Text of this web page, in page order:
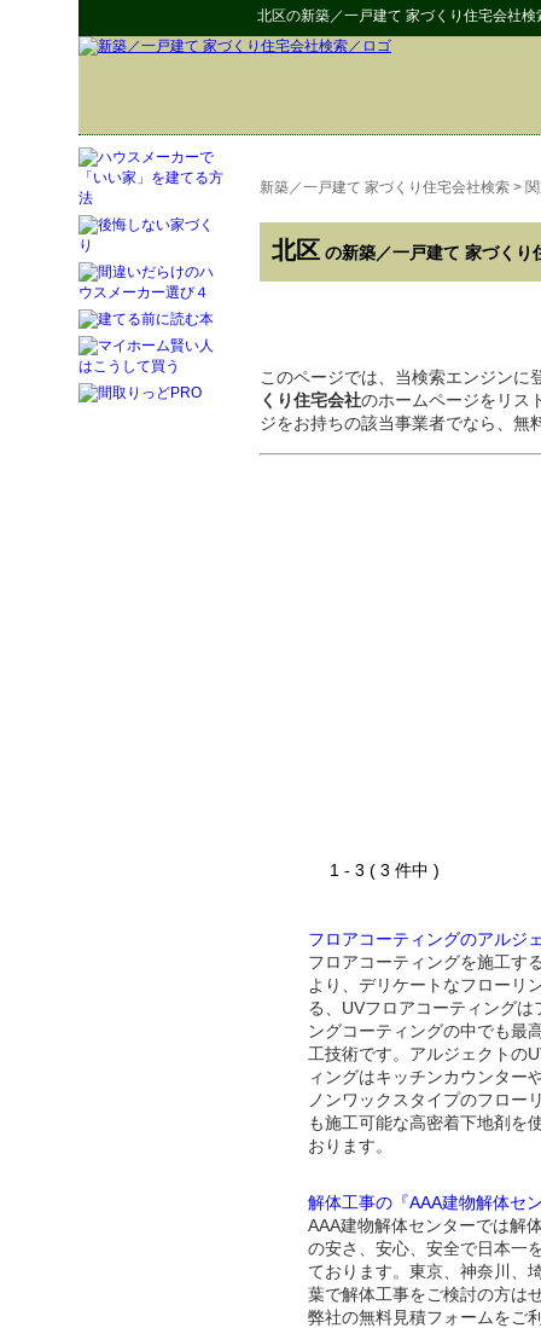
北区の新築／一戸建て 家づくり住宅会社検
新築／一戸建て 家づくり住宅会社検索 >
北区 の新築／一戸建て 家づくり
このページでは、当検索エンジンに
くり住宅会社のホームページをリス
ジをお持ちの該当事業者でなら、無
1 - 3 ( 3 件中 )
フロアコーティングのアルジ
フロアコーティングを施工す
より、デリケートなフローリ
る、UVフロアコーティングは
ングコーティングの中でも最
工技術です。アルジェクトの
ィングはキッチンカウンター
ノンワックスタイプのフロー
も施工可能な高密着下地剤を
おります。
解体工事の『AAA建物解体セ
AAA建物解体センターでは解
の安さ、安心、安全で日本一
ております。東京、神奈川、
葉で解体工事をご検討の方は
弊社の無料見積フォームをご